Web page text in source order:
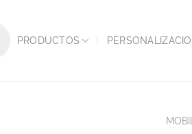
PRODUCTOS